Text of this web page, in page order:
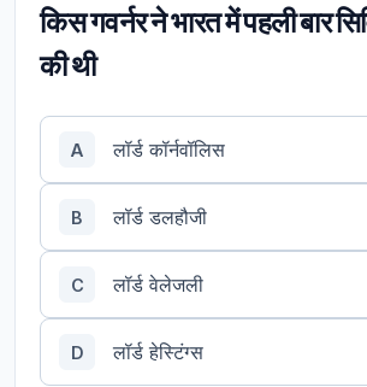
किस गवर्नर ने भारत में पहली बार
की थी
A लॉर्ड कॉर्नवॉलिस
B लॉर्ड डलहौजी
C लॉर्ड वेलेजली
D लॉर्ड हेस्टिंग्स